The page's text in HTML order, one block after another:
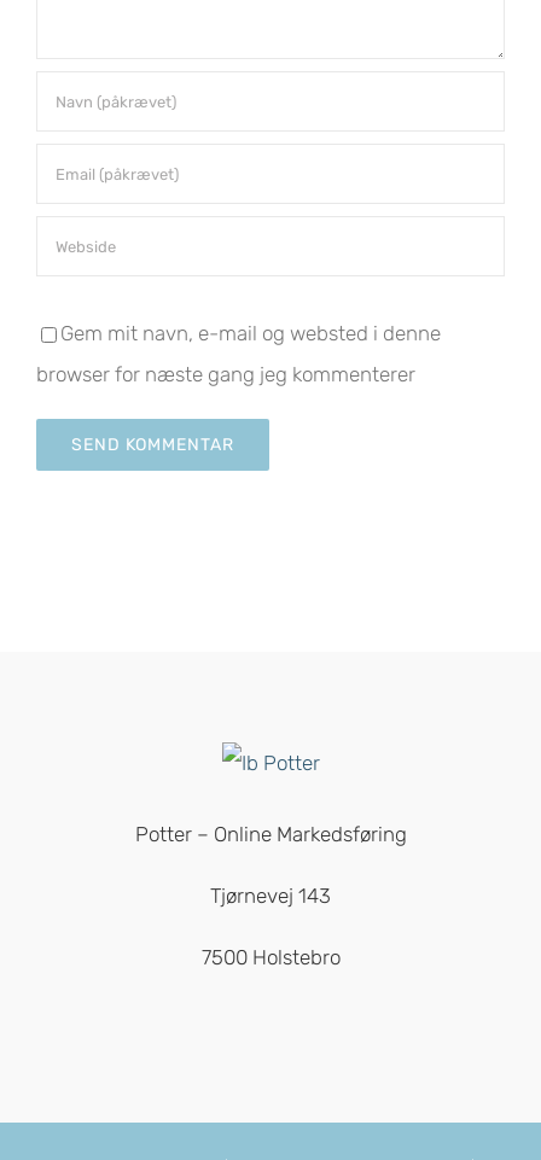
Gem mit navn, e-mail og websted i denne
browser for næste gang jeg kommenterer
Potter – Online Markedsføring
Tjørnevej 143
7500 Holstebro